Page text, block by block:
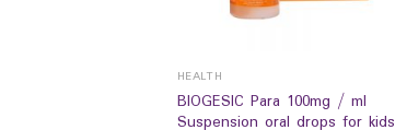
HEALTH
BIOGESIC Para 100mg / ml
Suspension oral drops for kids